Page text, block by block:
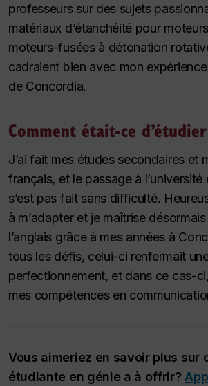
professeurs sur des sujets
matériaux d’étanchéité pour
moteurs-fusées à détonation
cadraient bien avec mon
de Concordia.
Comment était-ce
J’ai fait mes études secondaires et
français, et le passage à l’université
s’est pas fait sans difficulté.
à m’adapter et je maîtrise
l’anglais grâce à mes années à
tous les défis, celui-ci renfermait
perfectionnement, et dans ce cas-
mes compétences en
Vous aimeriez en savoir plus sur
étudiante en génie a à offrir?